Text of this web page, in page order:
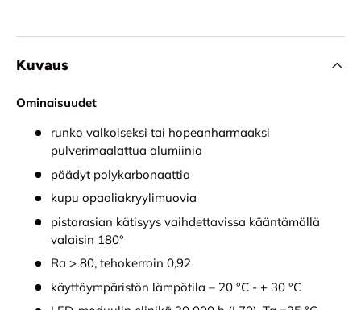
Kuvaus
Ominaisuudet
runko valkoiseksi tai hopeanharmaaksi
pulverimaalattua alumiinia
päädyt polykarbonaattia
kupu opaaliakryylimuovia
pistorasian kätisyys vaihdettavissa kääntämällä
valaisin 180°
Ra > 80, tehokerroin 0,92
käyttöympäristön lämpötila – 20 °C - + 30 °C